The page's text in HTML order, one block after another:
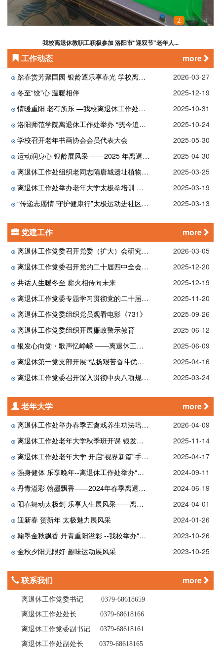
1 2 3 4
离退休工作处开展“太极健身进社区—志愿者服务”活动
工作动态 more
踏春赏芳聚国园 银龄逐乐享春光 学校离退休工作处组织老同志春季踏青活动
2026-03-27
冬至“饺”心 温暖相伴
2025-12-19
情暖重阳 老有所乐 —我校离退休工作处开展重阳节系列活动
2025-10-31
洛阳师范学院离退休工作处举办 “抚今追昔，长歌盛世华章” 书画摄影展
2025-10-24
学校召开老年书画协会会员代表大会
2025-05-30
运动润身心 银龄展风采 ——2025 年离退休教职工趣味运动会圆满举办
2025-04-30
离退休工作处组织老同志隋唐城遗址植物园春游踏青，共享春日美好时光
2025-03-25
离退休工作处举办老年大学太极拳培训 助力健康晚年生活
2025-03-19
“传递志愿情 守护健康行”太极运动进社区志愿服务活动
2025-03-13
党建工作 more
离退休工作党委召开党委（扩大）会研究部署树立和践行正确政绩观学习教育工作
2026-03-05
离退休工作党委召开党的二十届四中全会精神宣讲会
2025-12-20
共话人生暖冬至 薪火相传向未来
2025-12-19
离退休工作党委专题学习贯彻党的二十届四中全会精神
2025-11-20
离退休工作党委组织党员观看电影《731》
2025-09-26
离退休工作党委组织开展廉政警示教育
2025-06-12
银发心向党・歌声忆峥嵘 ——离退休工作党委第六党支部开展特色党日活动
2025-06-09
离退休第一党支部开展“弘扬艰苦奋斗优良传统 筑牢廉洁自律思想防线”主题党日活动
2025-04-16
离退休工作党委召开深入贯彻中央八项规定精神学习教育工作部署会
2025-03-24
老年大学 more
离退休工作处举办春季五禽戏养生功法培训班
2026-04-09
离退休工作处老年大学秋季班开课 银发学员乐享学习时光
2025-11-14
离退休工作处老年大学 开启“视界新篇”手机摄影兴趣班
2025-04-17
强身健体 乐享晚年--离退休工作处举办“八段锦”健身功法培训班
2024-09-11
丹青溢彩 翰墨飘香——2024年春季离退休工作处老年大学书画班开班
2024-06-19
阳春舞动太极剑 乐享人生展风采——离退休工作处举办太极剑培训班
2024-04-01
迎新春 贺新年 太极魅力展风采
2024-01-26
翰墨金秋飘香 丹青重阳溢彩 --我校举办“金秋重阳”老干部书画展
2023-10-26
金秋夕阳无限好 趣味运动展风采
2023-10-25
联系我们 more
离退休工作党委书记 0379-68618659
离退休工作处处长 0379-68618166
离退休工作党委副书记 0379-68618161
离退休工作处副处长 0379-68618165